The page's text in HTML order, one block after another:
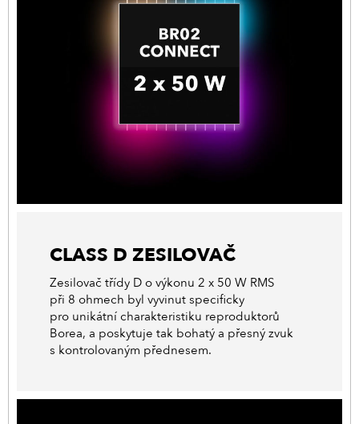
CLASS D ZESILOVAČ
Zesilovač třídy D o výkonu 2 x 50 W RMS
při 8 ohmech byl vyvinut specificky
pro unikátní charakteristiku reproduktorů
Borea, a poskytuje tak bohatý a přesný zvuk
s kontrolovaným přednesem.